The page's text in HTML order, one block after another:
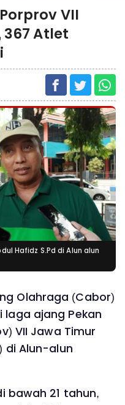
VII
367 Atlet
Hafidz S.Pd di Alun alun
Olahraga (Cabor)
laga ajang Pekan
VII Jawa Timur
di Alun-alun
bawah 21 tahun,